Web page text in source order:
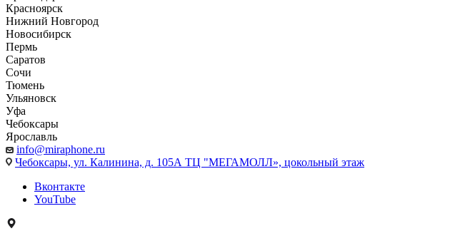
Красноярск
Нижний Новгород
Новосибирск
Пермь
Саратов
Сочи
Тюмень
Ульяновск
Уфа
Чебоксары
Ярославль
info@miraphone.ru
Чебоксары, ул. Калинина, д. 105А ТЦ "МЕГАМОЛЛ», цокольный этаж
Вконтакте
YouTube